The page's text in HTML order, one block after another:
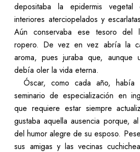
depositaba la epidermis
interiores aterciopelados y
Aún conservaba ese tesoro del
ropero. De vez en vez abría la
aroma, pues juraba que,
debía oler la vida eterna.
Óscar, como cada año, había
seminario de especialización en
que requiere estar siempre
gustaba aquella ausencia porque,
del humor alegre de su esposo.
sus amigas y las vecinas